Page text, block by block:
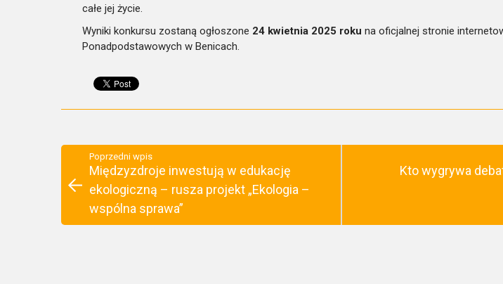
całe jej życie.
Wyniki konkursu zostaną ogłoszone 24 kwietnia 2025 roku na oficjalnej stronie
Ponadpodstawowych w Benicach.
Poprzedni wpis
Międzyzdroje inwestują w edukację
ekologiczną – rusza projekt „Ekologia –
wspólna sprawa”
Kto wygrywa